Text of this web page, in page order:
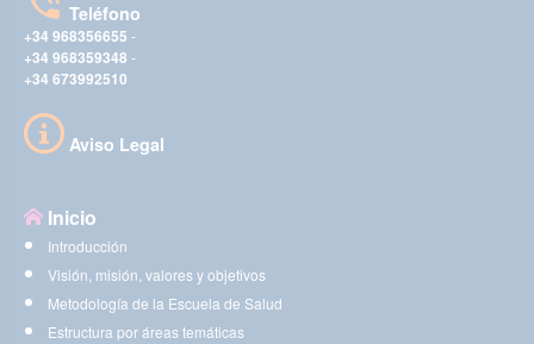
Teléfono
+34 968356655 -
+34 968359348 -
+34 673992510
Aviso Legal
Inicio
Introducción
Visión, misión, valores y objetivos
Metodología de la Escuela de Salud
Estructura por áreas temáticas